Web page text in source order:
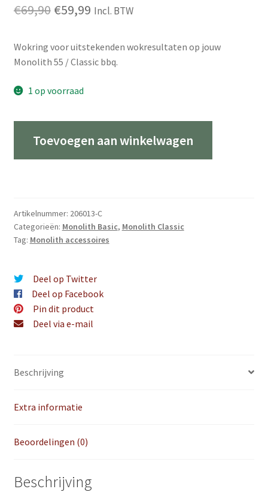
€69,90 Oorspronkelijke
was:
€59,99Huidige
is:
Incl. BTW
Wokring voor uitstekenden wokresultaten op jouw
Monolith 55 / Classic bbq.
1 op voorraad
de
Classic/Basic
aantal
Toevoegen aan winkelwagen
Artikelnummer: 206013-C
Categorieën: Monolith Basic, Monolith Classic
Tag: Monolith accessoires
Deel op Twitter
Deel op Facebook
Pin dit product
Deel via e-mail
Beschrijving
Extra informatie
Beoordelingen (0)
Beschrijving